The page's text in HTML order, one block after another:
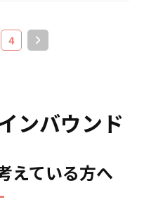
クターやシーンを取り入
ることで、ファンにとっ
ておりますので、同人作家
方々にもおすすめで
にご相談ください。
れぞれ印刷を施すことで
体的な見え方が美しい
、透明感を活かしたデザ
インでの制作がオススメで
ラインナップがございま
すので、デザインや用途に
わせてお選びください。
4
ンバウンド
えている方へ